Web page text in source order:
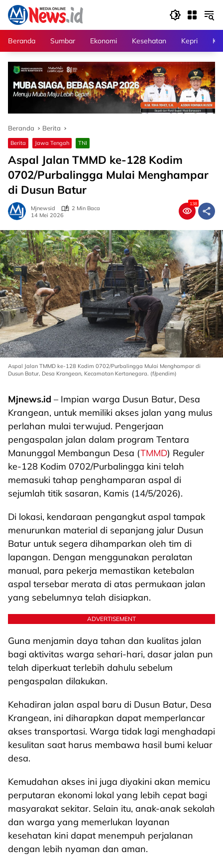
Langsung
konten
Beranda
Sumbar Ekonomi Kesehatan Kepri
Beranda Berita
Berita Jawa Tengah TNI
Aspal Jalan TMMD ke-128 Kodim
0702/Purbalingga Mulai Menghampar
di Dusun Batur
Mjnewsid
2 Min Baca
14 Mei 2026
138
Aspal Jalan TMMD ke-128 Kodim 0702/Purbalingga Mulai Menghampar di
Dusun Batur, Desa Krangean, Kecamatan Kertanegara. (f/pendim)
Mjnews.id – Impian warga Dusun Batur, Desa
Krangean, untuk memiliki akses jalan yang mulus
perlahan mulai terwujud. Pengerjaan
pengaspalan jalan dalam program Tentara
Manunggal Membangun Desa (TMMD) Reguler
ke-128 Kodim 0702/Purbalingga kini telah
memasuki tahap penghamparan aspal di
sejumlah titik sasaran, Kamis (14/5/2026).
Di lokasi, kendaraan pengangkut aspal tampak
menurunkan material di sepanjang jalur Dusun
Batur untuk segera dihamparkan oleh tim di
lapangan. Dengan menggunakan peralatan
manual, para pekerja memastikan ketebalan
aspal tersebar merata di atas permukaan jalan
yang sebelumnya telah disiapkan.
ADVERTISEMENT
Guna menjamin daya tahan dan kualitas jalan
bagi aktivitas warga sehari-hari, dasar jalan pun
telah diperkuat terlebih dahulu sebelum
pengaspalan dilakukan.
Kehadiran jalan aspal baru di Dusun Batur, Desa
Krangean, ini diharapkan dapat memperlancar
akses transportasi. Warga tidak lagi menghadapi
kesulitan saat harus membawa hasil bumi keluar
desa.
Kemudahan akses ini juga diyakini akan memicu
perputaran ekonomi lokal yang lebih cepat bagi
masyarakat sekitar. Selain itu, anak-anak sekolah
dan warga yang memerlukan layanan
kesehatan kini dapat menempuh perjalanan
dengan lebih nyaman dan aman.